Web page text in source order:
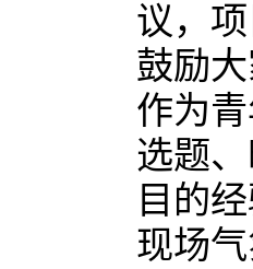
议，
鼓励
作为
选题
目的
现场气